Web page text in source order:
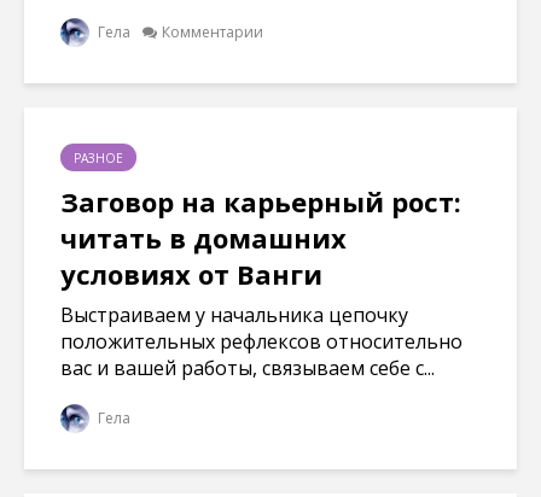
Гела Комментарии
РАЗНОЕ
Заговор на карьерный рост:
читать в домашних
условиях от Ванги
Выстраиваем у начальника цепочку
положительных рефлексов относительно
вас и вашей работы, связываем себе с...
Гела